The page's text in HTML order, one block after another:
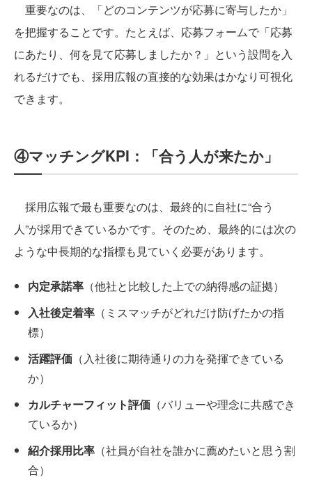
重要なのは、「どのコンテンツが応募に寄与したか」
を把握することです。たとえば、応募フォームで「応募
にあたり、何を見て応募しましたか？」という設問を入
れるだけでも、採用広報の直接的な効果はかなり可視化
できます。
④マッチングKPI：「合う人が来たか」
採用広報で最も重要なのは、最終的に自社に“合う
人”が採用できているかです。そのため、最終的には次の
ような中長期的な指標も見ていく必要があります。
内定承諾率 （他社と比較した上での納得感の証拠）
入社後定着率 （ミスマッチがどれだけ防げたかの指
標）
活躍評価 （入社後に期待通りの力を発揮できている
か）
カルチャーフィット評価 （バリューや理念に共感でき
ているか）
紹介採用比率 （社員が自社を誰かに薦めたいと思う割
合）